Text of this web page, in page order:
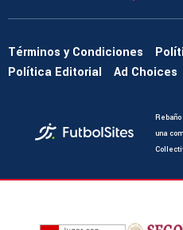
Términos y Condiciones
Política Editorial
Ad Choices
una